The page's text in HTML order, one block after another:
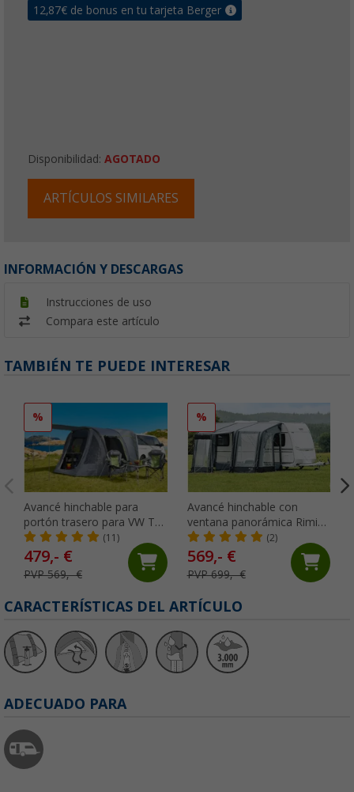
12,87€ de bonus en tu tarjeta Berger
Disponibilidad: AGOTADO
ARTÍCULOS SIMILARES
INFORMACIÓN Y DESCARGAS
Instrucciones de uso
Compara este artículo
TAMBIÉN TE PUEDE INTERESAR
%
Avancé hinchable para
portón trasero para VW T5
y T6 Touring Easy Air Rear
Berger
(11)
479,- €
PVP 569,- €
%
Avancé hinchable con
ventana panorámica Rimini
Air Berger
(2)
569,- €
PVP 699,- €
CARACTERÍSTICAS DEL ARTÍCULO
ADECUADO PARA